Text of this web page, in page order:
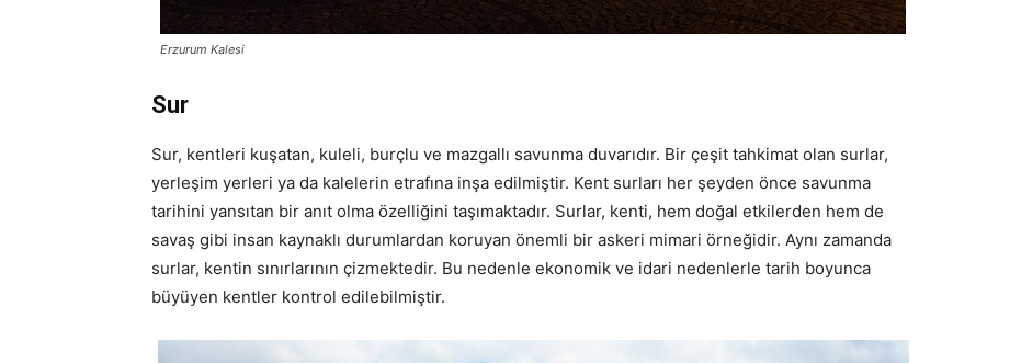
Erzurum Kalesi
Sur
Sur, kentleri kuşatan, kuleli, burçlu ve mazgallı savunma duvarıdır. Bir çeşit tahkimat olan surlar,
yerleşim yerleri ya da kalelerin etrafına inşa edilmiştir. Kent surları her şeyden önce savunma
tarihini yansıtan bir anıt olma özelliğini taşımaktadır. Surlar, kenti, hem doğal etkilerden hem de
savaş gibi insan kaynaklı durumlardan koruyan önemli bir askeri mimari örneğidir. Aynı zamanda
surlar, kentin sınırlarının çizmektedir. Bu nedenle ekonomik ve idari nedenlerle tarih boyunca
büyüyen kentler kontrol edilebilmiştir.